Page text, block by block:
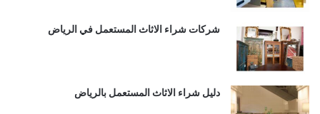
شركات شراء الاثاث المستعمل في الرياض
دليل شراء الاثاث المستعمل بالرياض